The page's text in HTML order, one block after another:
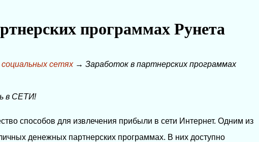
программах Рунета
социальных сетях→Заработок в партнерских программах
в СЕТИ!
способов для извлечения прибыли в сети Интернет. Одним из
денежных партнерских программах. В них доступно